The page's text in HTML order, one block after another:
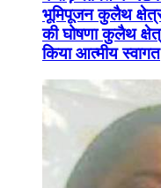
भूमिपूजन कुलैथ
की घोषणा कुलैथ
किया आत्मीय स्वागत